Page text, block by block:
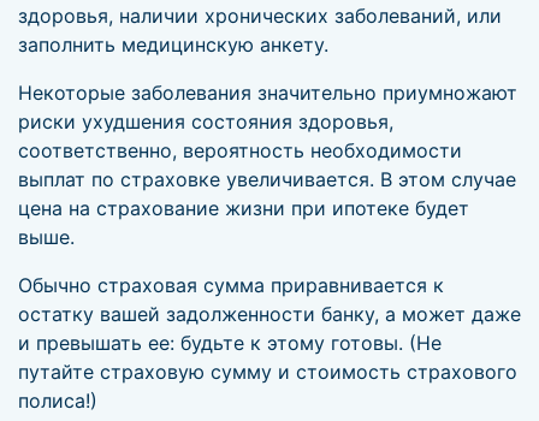
здоровья, наличии хронических заболеваний, или
заполнить медицинскую анкету.
Некоторые заболевания значительно приумножают
риски ухудшения состояния здоровья,
соответственно, вероятность необходимости
выплат по страховке увеличивается. В этом случае
цена на страхование жизни при ипотеке будет
выше.
Обычно страховая сумма приравнивается к
остатку вашей задолженности банку, а может даже
и превышать ее: будьте к этому готовы. (Не
путайте страховую сумму и стоимость страхового
полиса!)